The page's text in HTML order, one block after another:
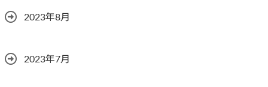
2023年8月
2023年7月